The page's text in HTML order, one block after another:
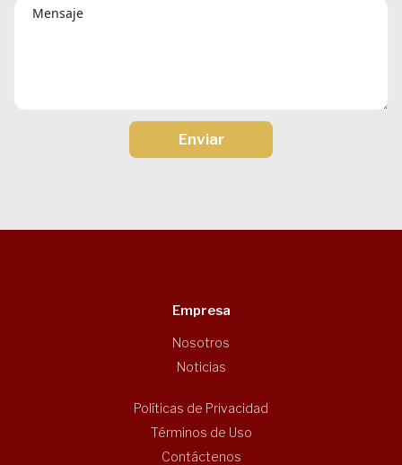
Enviar
Empresa
Nosotros
Noticias
Políticas de Privacidad
Términos de Uso
Contáctenos